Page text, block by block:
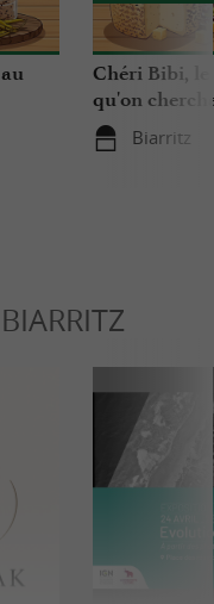
Chéri Bibi,
qu'on
Biarritz